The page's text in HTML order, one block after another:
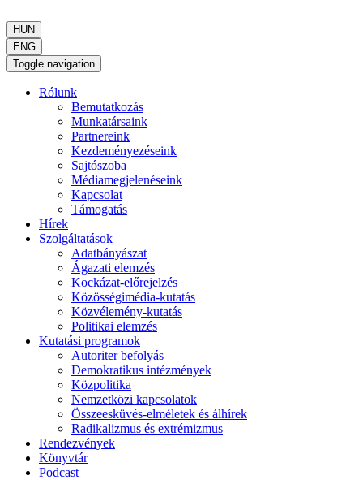
HUN
ENG
Toggle navigation
Rólunk
Bemutatkozás
Munkatársaink
Partnereink
Kezdeményezéseink
Sajtószoba
Médiamegjelenéseink
Kapcsolat
Támogatás
Hírek
Szolgáltatások
Adatbányászat
Ágazati elemzés
Kockázat-előrejelzés
Közösségimédia-kutatás
Közvélemény-kutatás
Politikai elemzés
Kutatási programok
Autoriter befolyás
Demokratikus intézmények
Közpolitika
Nemzetközi kapcsolatok
Összeesküvés-elméletek és álhírek
Radikalizmus és extrémizmus
Rendezvények
Könyvtár
Podcast